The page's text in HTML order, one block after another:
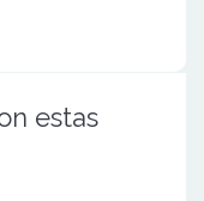
estas